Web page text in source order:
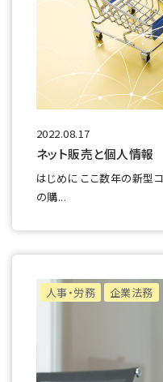
2022.08.17
ネット販売と個人情報
はじめに ここ数年の新型
の購...
人事・労務 企業法務